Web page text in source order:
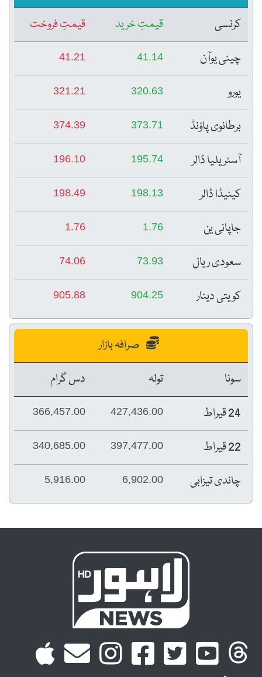
کرنسی
قیمتِ خرید
قیمتِ فروخت
چینی یوآن
41.14
41.21
یورو 320.63
321.21
برطانوی پاؤنڈ 373.71
374.39
آسٹریلیا ڈالر 195.74
196.10
کینیڈا ڈالر 198.13
198.49
جاپانی ین 1.76
1.76
سعودی ریال 73.93
74.06
کویتی دینار 904.25
905.88
صرافہ بازار
سونا
تولہ
دس گرام
24 قیراط
427,436.00
366,457.00
22 قیراط 397,477.00
340,685.00
چاندی تیزابی 6,902.00
5,916.00